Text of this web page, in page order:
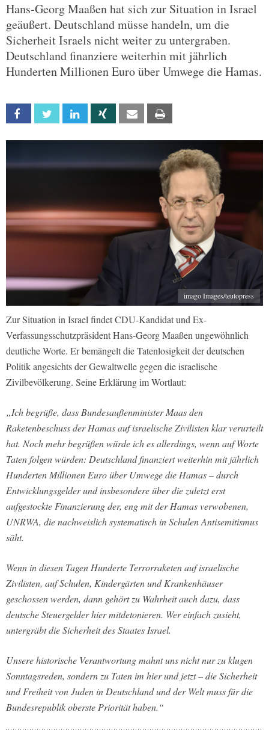
Hans-Georg Maaßen hat sich zur Situation in Israel
geäußert. Deutschland müsse handeln, um die
Sicherheit Israels nicht weiter zu untergraben.
Deutschland finanziere weiterhin mit jährlich
Hunderten Millionen Euro über Umwege die Hamas.
Facebook Twitter Linkedin Xing Email
imago Images/teutopress
Zur Situation in Israel findet CDU-Kandidat und Ex-
Verfassungsschutzpräsident Hans-Georg Maaßen ungewöhnlich
deutliche Worte. Er bemängelt die Tatenlosigkeit der deutschen
Politik angesichts der Gewaltwelle gegen die israelische
Zivilbevölkerung. Seine Erklärung im Wortlaut:
„Ich begrüße, dass Bundesaußenminister Maas den
Raketenbeschuss der Hamas auf israelische Zivilisten klar verurteilt
hat. Noch mehr begrüßen würde ich es allerdings, wenn auf Worte
Taten folgen würden: Deutschland finanziert weiterhin mit jährlich
Hunderten Millionen Euro über Umwege die Hamas – durch
Entwicklungsgelder und insbesondere über die zuletzt erst
aufgestockte Finanzierung der, eng mit der Hamas verwobenen,
UNRWA, die nachweislich systematisch in Schulen Antisemitismus
säht.
Wenn in diesen Tagen Hunderte Terrorraketen auf israelische
Zivilisten, auf Schulen, Kindergärten und Krankenhäuser
geschossen werden, dann gehört zu Wahrheit auch dazu, dass
deutsche Steuergelder hier mitdetonieren. Wer einfach zusieht,
untergräbt die Sicherheit des Staates Israel.
Unsere historische Verantwortung mahnt uns nicht nur zu klugen
Sonntagsreden, sondern zu Taten im hier und jetzt – die Sicherheit
und Freiheit von Juden in Deutschland und der Welt muss für die
Bundesrepublik oberste Priorität haben.“